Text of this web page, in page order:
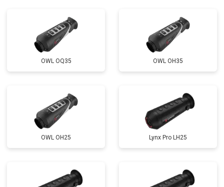
OWL OQ35 OWL OH35
OWL OH25 Lynx Pro LH25